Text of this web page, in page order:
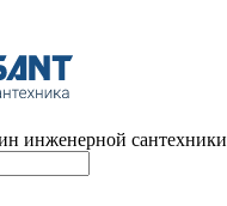
инженерной сантехники